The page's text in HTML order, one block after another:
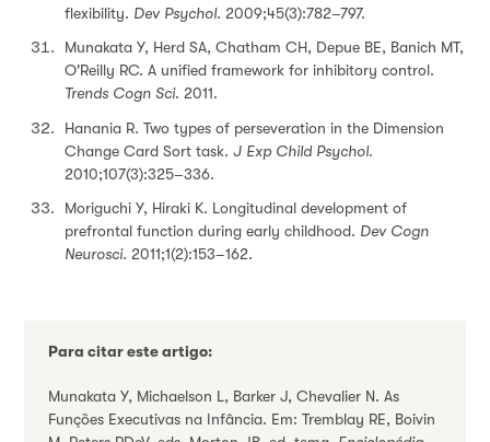
flexibility. Dev Psychol. 2009;45(3):782–797.
Munakata Y, Herd SA, Chatham CH, Depue BE, Banich MT,
O'Reilly RC. A unified framework for inhibitory control.
Trends Cogn Sci. 2011.
Hanania R. Two types of perseveration in the Dimension
Change Card Sort task. J Exp Child Psychol.
2010;107(3):325–336.
Moriguchi Y, Hiraki K. Longitudinal development of
prefrontal function during early childhood. Dev Cogn
Neurosci. 2011;1(2):153–162.
Para citar este artigo:
Munakata Y, Michaelson L, Barker J, Chevalier N. As
Funções Executivas na Infância. Em: Tremblay RE, Boivin